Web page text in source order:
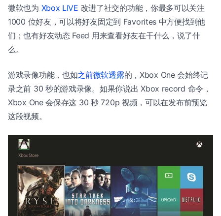
微软也为 Xbox LIVE 改进了社交的功能，你最多可以关注
1000 位好友，可以将好友固定到 Favorites 中方便找到他
们；也有好友动态 Feed 用来查看好友在干什么，说了什
么。
游戏录像功能，也如之前微软透露的，Xbox One 会始终记
录之前 30 秒的游戏录像。如果你说出 Xbox record 命令，
Xbox One 会保存这 30 秒 720p 视频，可以在发布前预览
这段视频。